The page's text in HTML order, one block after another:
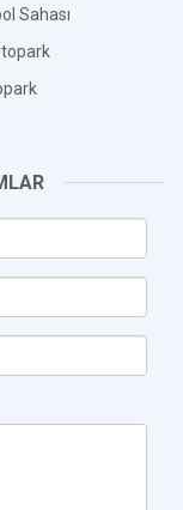
Sahası